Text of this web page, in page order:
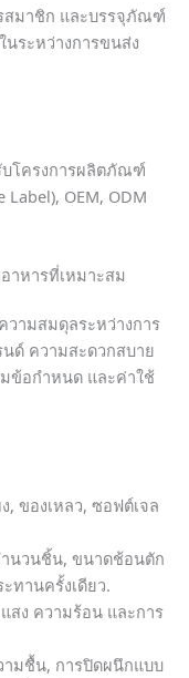
สมาชิก และบรรจุภัณฑ์
ระหว่างการขนส่ง
โครงการผลิตภัณฑ์
OEM, ODM
หารที่เหมาะสม
ามสมดุลระหว่างการ
ด์ ความสะดวกสบาย
ข้อกำหนด และค่าใช้
ของเหลว, ซอฟต์เจล
นวนชิ้น, ขนาดช้อนตัก
ทานครั้งเดียว.
สง ความร้อน และการ
ามชื้น, การปิดผนึกแบบ